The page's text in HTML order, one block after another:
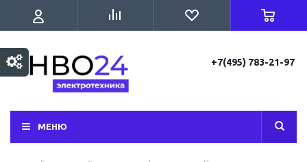
+7(495) 783-21-97
МЕНЮ